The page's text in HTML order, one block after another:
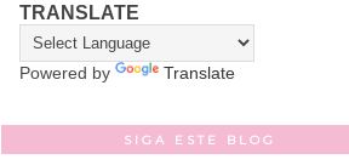
TRANSLATE
Powered by Translate
SIGA ESTE BLOG